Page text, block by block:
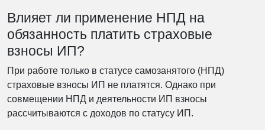
Влияет ли применение НПД на
обязанность платить страховые
взносы ИП?
При работе только в статусе самозанятого (НПД)
страховые взносы ИП не платятся. Однако при
совмещении НПД и деятельности ИП взносы
рассчитываются с доходов по статусу ИП.